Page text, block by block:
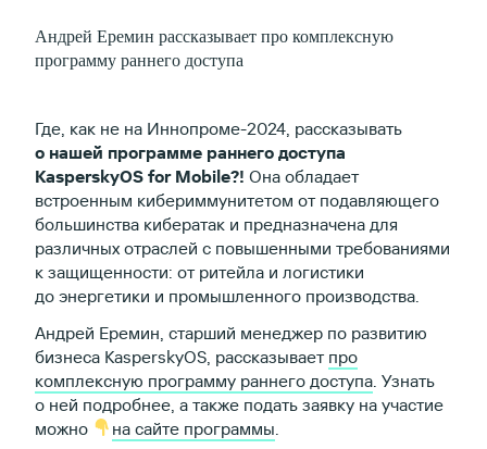
Андрей Еремин рассказывает про комплексную
программу раннего доступа
Где, как не на Иннопроме-2024, рассказывать
о нашей программе раннего доступа
KasperskyOS for Mobile?! Она обладает
встроенным кибериммунитетом от подавляющего
большинства кибератак и предназначена для
различных отраслей с повышенными требованиями
к защищенности: от ритейла и логистики
до энергетики и промышленного производства.
Андрей Еремин, старший менеджер по развитию
бизнеса KasperskyOS, рассказывает про
комплексную программу раннего доступа . Узнать
о ней подробнее, а также подать заявку на участие
можно
на сайте программы